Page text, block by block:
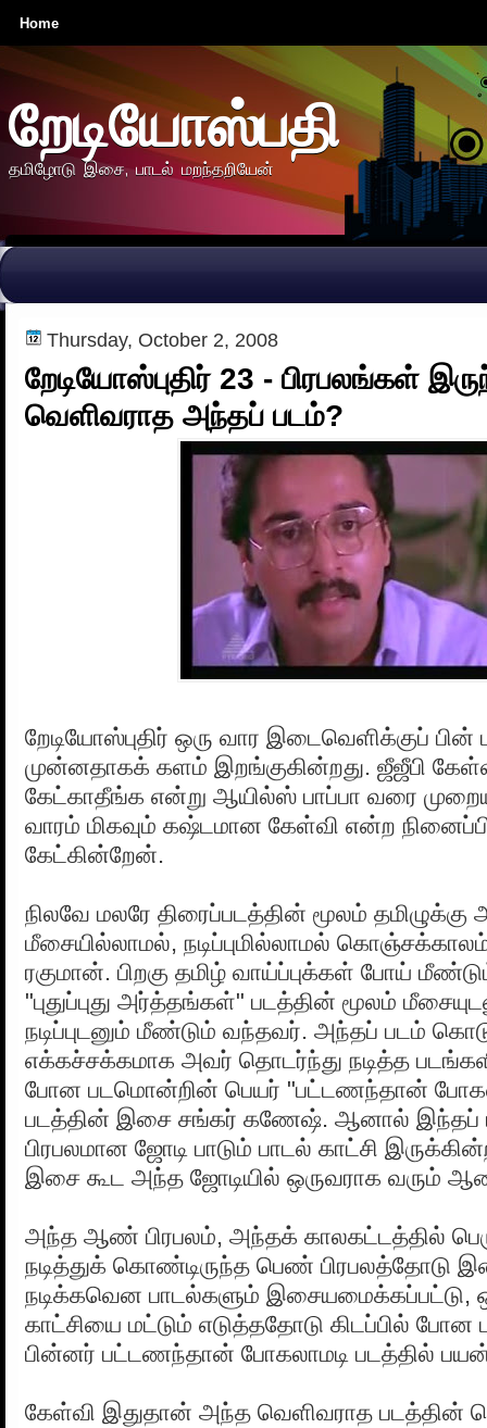
Home
றேடியோஸ்பதி
தமிழோடு இசை, பாடல் மறந்தறியேன்
Thursday, October 2, 2008
றேடியோஸ்புதிர் 23 - பிரபலங்கள்
வெளிவராத அந்தப் படம்?
றேடியோஸ்புதிர் ஒரு வார இடைவெளிக்குப்
முன்னதாகக் களம் இறங்குகின்றது. ஜீஜீபி
கேட்காதீங்க என்று ஆயில்ஸ் பாப்பா வரை
வாரம் மிகவும் கஷ்டமான கேள்வி என்ற
கேட்கின்றேன்.
நிலவே மலரே திரைப்படத்தின் மூலம் தமிழுக்கு
மீசையில்லாமல், நடிப்புமில்லாமல் கொஞ்சக்காலம்
ரகுமான். பிறகு தமிழ் வாய்ப்புக்கள் போய்
"புதுப்புது அர்த்தங்கள்" படத்தின் மூலம்
நடிப்புடனும் மீண்டும் வந்தவர். அந்தப் படம்
எக்கச்சக்கமாக அவர் தொடர்ந்து நடித்த
போன படமொன்றின் பெயர் "பட்டணந்தான்
படத்தின் இசை சங்கர் கணேஷ். ஆனால் இந்தப்
பிரபலமான ஜோடி பாடும் பாடல் காட்சி
இசை கூட அந்த ஜோடியில் ஒருவராக வரும்
அந்த ஆண் பிரபலம், அந்தக் காலகட்டத்தில்
நடித்துக் கொண்டிருந்த பெண் பிரபலத்தோடு
நடிக்கவென பாடல்களும் இசையமைக்கப்பட்டு,
காட்சியை மட்டும் எடுத்ததோடு கிடப்பில் போன
பின்னர் பட்டணந்தான் போகலாமடி படத்தில்
கேள்வி இதுதான் அந்த வெளிவராத படத்தின்